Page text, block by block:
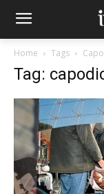
Home Tags
Tag: